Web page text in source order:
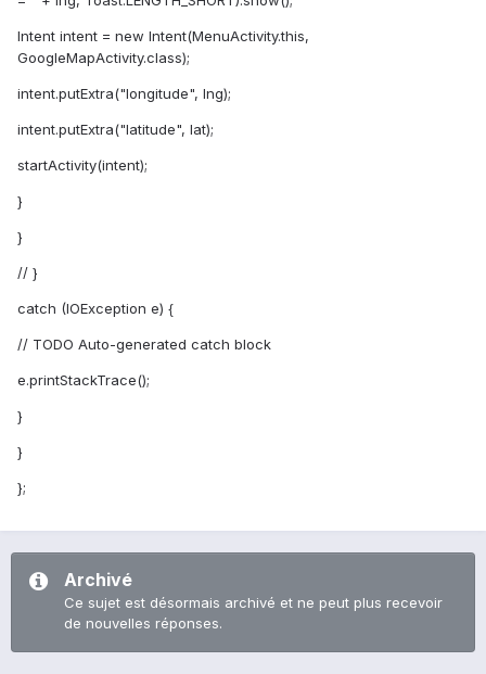
Intent intent = new Intent(MenuActivity.this,
GoogleMapActivity.class);
intent.putExtra("longitude", lng);
intent.putExtra("latitude", lat);
startActivity(intent);
}
}
// }
catch (IOException e) {
// TODO Auto-generated catch block
e.printStackTrace();
}
}
};
Archivé
Ce sujet est désormais archivé et ne peut plus recevoir
de nouvelles réponses.